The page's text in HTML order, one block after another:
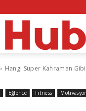
Hangi Süper Kahraman
Eğlence Fitness